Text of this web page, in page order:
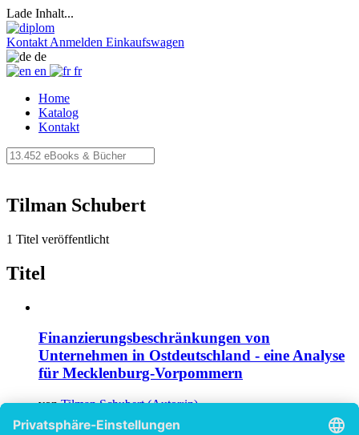
Lade Inhalt...
Kontakt Anmelden Einkaufswagen
de
en
fr
Home
Katalog
Kontakt
Tilman Schubert
1 Titel veröffentlicht
Titel
Finanzierungsbeschränkungen von
Unternehmen in Ostdeutschland - eine Analyse
für Mecklenburg-Vorpommern
vonTilman Schubert (Autor:in)
©2009 Diplomarbeit